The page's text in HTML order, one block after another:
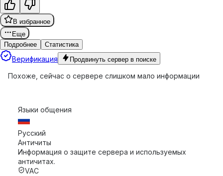
В избранное
Еще
Подробнее
Статистика
Верификация Продвинуть сервер в поиске
Похоже, сейчас о сервере слишком мало информации
Языки общения
Русский
Античиты
Информация о защите сервера и используемых
античитах.
VAC